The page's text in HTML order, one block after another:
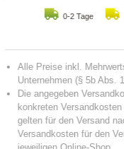
0-2 Tage